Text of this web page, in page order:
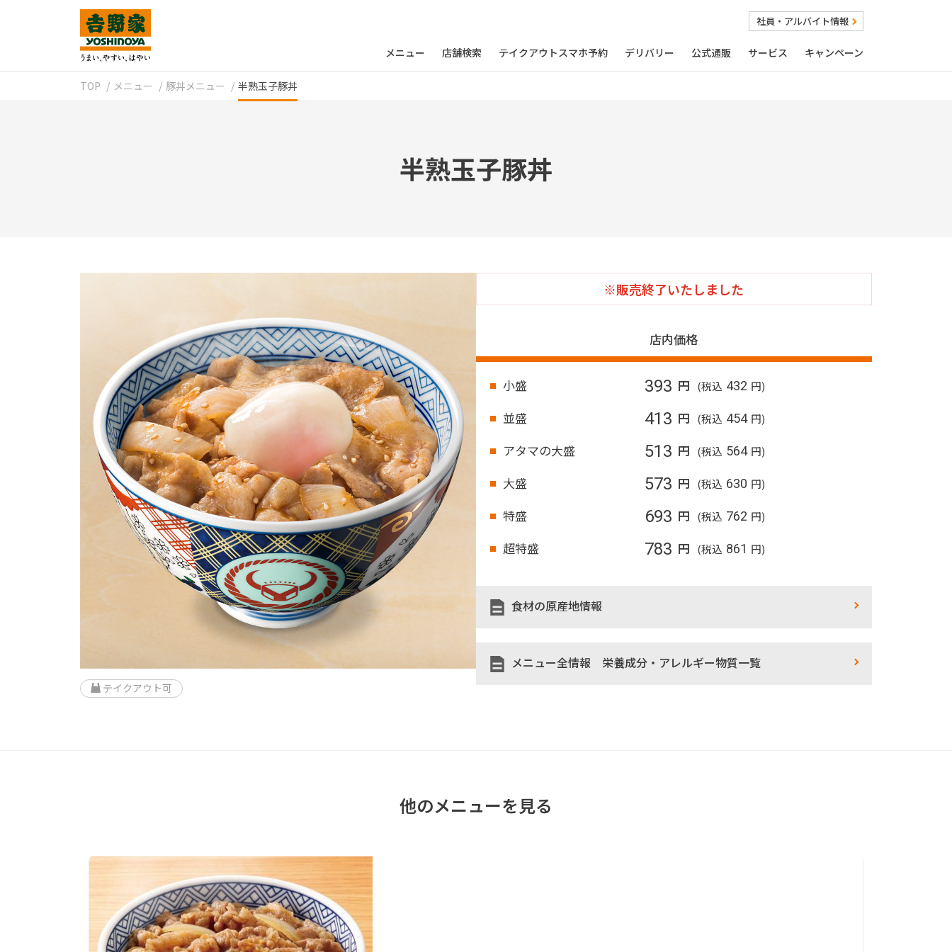
社員・アルバイト情報
メニュー 店舗検索 テイクアウトスマホ予約 デリバリー 公式通販 サービス キャンペーン
TOP メニュー 豚丼メニュー 半熟玉子豚丼
半熟玉子豚丼
テイクアウト可
※販売終了いたしました
店内価格
小盛 393 円 (税込 432 円)
並盛 413 円 (税込 454 円)
アタマの大盛 513 円 (税込 564 円)
大盛 573 円 (税込 630 円)
特盛 693 円 (税込 762 円)
超特盛 783 円 (税込 861 円)
食材の原産地情報
メニュー全情報 栄養成分・アレルギー物質一覧
他のメニューを見る